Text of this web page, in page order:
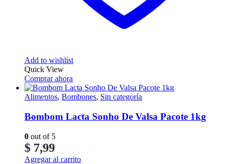
Add to wishlist
Quick View
Comprar ahora
Alimentos, Bombones, Sin categoría
Bombom Lacta Sonho De Valsa Pacote 1kg
0 out of 5
$ 7,99
Agregar al carrito